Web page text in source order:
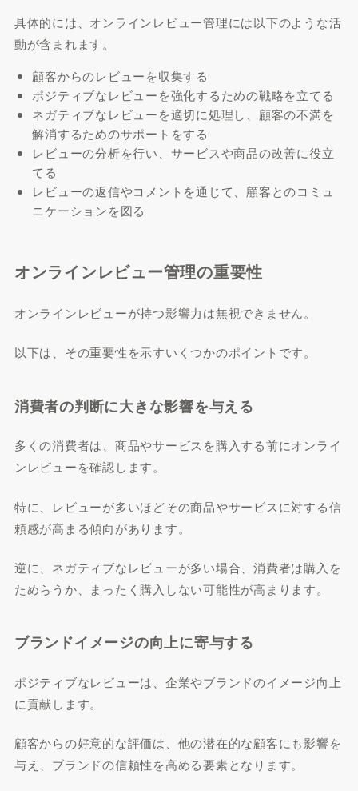
具体的には、オンラインレビュー管理には以下のような活
動が含まれます。
顧客からのレビューを収集する
ポジティブなレビューを強化するための戦略を立てる
ネガティブなレビューを適切に処理し、顧客の不満を
解消するためのサポートをする
レビューの分析を行い、サービスや商品の改善に役立
てる
レビューの返信やコメントを通じて、顧客とのコミュ
ニケーションを図る
オンラインレビュー管理の重要性
オンラインレビューが持つ影響力は無視できません。
以下は、その重要性を示すいくつかのポイントです。
消費者の判断に大きな影響を与える
多くの消費者は、商品やサービスを購入する前にオンライ
ンレビューを確認します。
特に、レビューが多いほどその商品やサービスに対する信
頼感が高まる傾向があります。
逆に、ネガティブなレビューが多い場合、消費者は購入を
ためらうか、まったく購入しない可能性が高まります。
ブランドイメージの向上に寄与する
ポジティブなレビューは、企業やブランドのイメージ向上
に貢献します。
顧客からの好意的な評価は、他の潜在的な顧客にも影響を
与え、ブランドの信頼性を高める要素となります。